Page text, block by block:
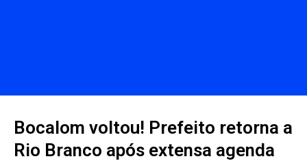
Bocalom voltou! Prefeito retorna a
Rio Branco após extensa agenda